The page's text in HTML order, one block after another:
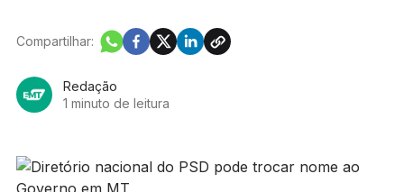
Redação
1 minuto de leitura
Compartilhar: